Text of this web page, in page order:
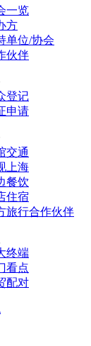
一览
方
单位/协会
伙伴
登记
申请
交通
上海
餐饮
住宿
旅行合作伙伴
终端
看点
配对